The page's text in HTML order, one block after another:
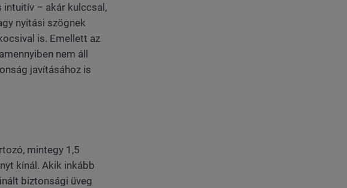
intuitív – akár kulccsal,
nyitási szögnek
is. Emellett az
nem áll
javításához is
mintegy 1,5
kínál. Akik inkább
biztonsági üveg